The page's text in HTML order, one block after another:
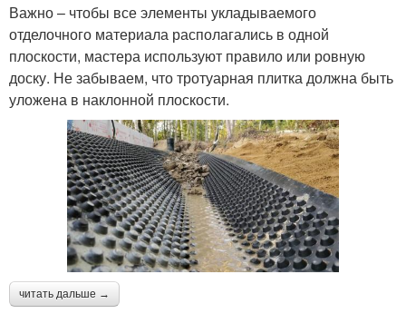
Важно – чтобы все элементы укладываемого
отделочного материала располагались в одной
плоскости, мастера используют правило или ровную
доску. Не забываем, что тротуарная плитка должна быть
уложена в наклонной плоскости.
читать дальше →